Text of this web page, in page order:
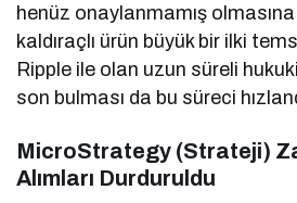
henüz onaylanmamış
kaldıraçlı ürün büyük bir ilki
Ripple ile olan uzun süreli
son bulması da bu süreci
MicroStrategy (Strateji)
Alımları Durduruldu